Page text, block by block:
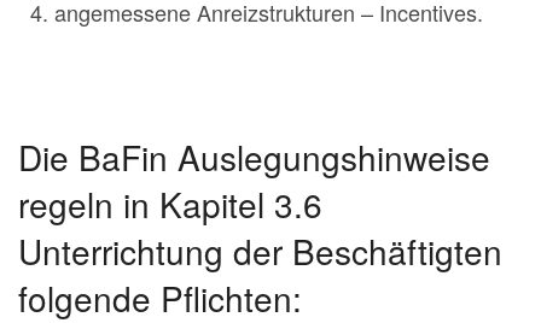
angemessene Anreizstrukturen – Incentives.
Die BaFin Auslegungshinweise
regeln in Kapitel 3.6
Unterrichtung der Beschäftigten
folgende Pflichten: